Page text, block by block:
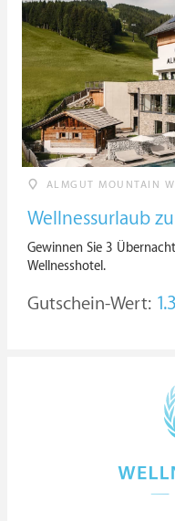
ALMGUT MOUNTAIN
Wellnessurlaub
Gewinnen Sie 3
Wellnesshotel.
Gutschein-Wert: